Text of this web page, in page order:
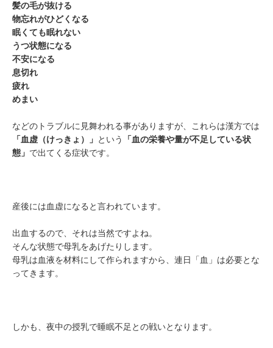
髪の毛が抜ける
物忘れがひどくなる
眠くても眠れない
うつ状態になる
不安になる
息切れ
疲れ
めまい
などのトラブルに見舞われる事がありますが、これらは漢方では
「血虚（けっきょ）」 という
「血の栄養や量が不足している状
態」 で出てくる症状です。
産後には血虚になると言われています。
出血するので、それは当然ですよね。
そんな状態で母乳をあげたりします。
母乳は血液を材料にして作られますから、連日「血」は必要とな
ってきます。
しかも、夜中の授乳で睡眠不足との戦いとなります。